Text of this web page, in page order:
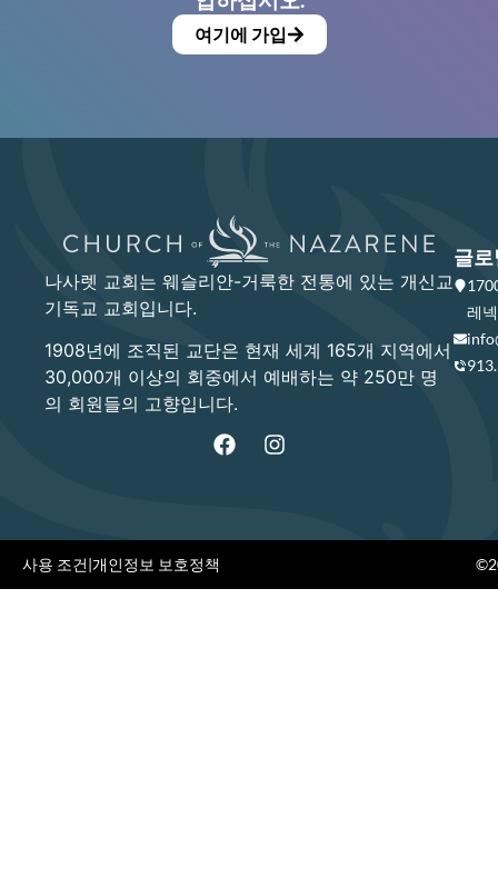
여기에 가입
나사렛 교회는 웨슬리안-거룩한 전통에 있는 개신교
기독교 교회입니다.
1908년에 조직된 교단은 현재 세계 165개 지역에서
30,000개 이상의 회중에서 예배하는 약 250만 명
의 회원들의 고향입니다.
글로
레
사용 조건|개인정보 보호정책